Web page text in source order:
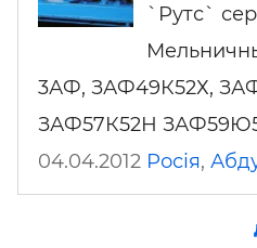
`Рутс`
3АФ, ЗАФ49К52Х,
ЗАФ57К52Н
04.04.2012 Росія,